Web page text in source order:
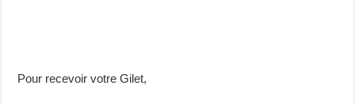
Pour recevoir votre Gilet,